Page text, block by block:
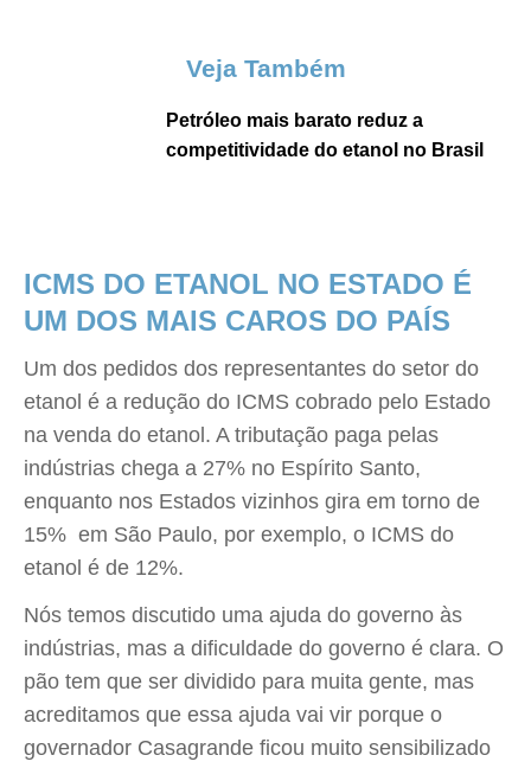
Veja Também
Petróleo mais barato reduz a
competitividade do etanol no Brasil
ICMS DO ETANOL NO ESTADO É
UM DOS MAIS CAROS DO PAÍS
Um dos pedidos dos representantes do setor do
etanol é a redução do ICMS cobrado pelo Estado
na venda do etanol. A tributação paga pelas
indústrias chega a 27% no Espírito Santo,
enquanto nos Estados vizinhos gira em torno de
15%  em São Paulo, por exemplo, o ICMS do
etanol é de 12%.
Nós temos discutido uma ajuda do governo às
indústrias, mas a dificuldade do governo é clara. O
pão tem que ser dividido para muita gente, mas
acreditamos que essa ajuda vai vir porque o
governador Casagrande ficou muito sensibilizado